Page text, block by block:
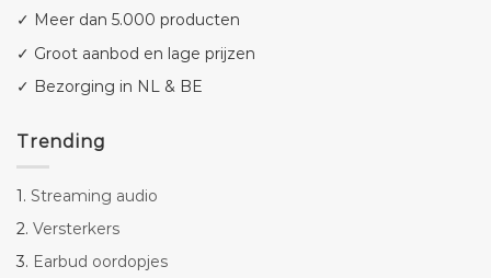
✓ Meer dan 5.000 producten
✓ Groot aanbod en lage prijzen
✓ Bezorging in NL & BE
Trending
1. Streaming audio
2. Versterkers
3. Earbud oordopjes